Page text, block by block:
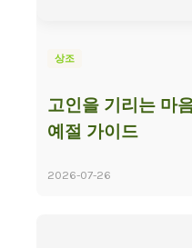
상조
고인을 기리는 마
예절 가이드
2026-07-26